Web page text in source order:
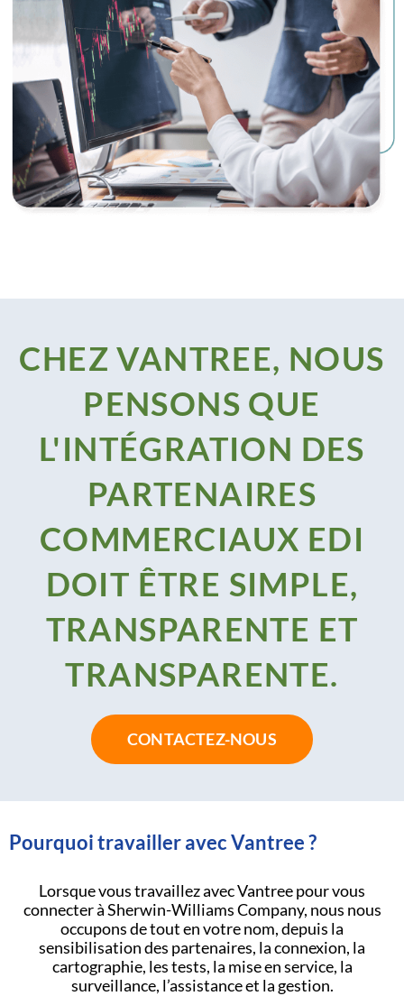
CHEZ VANTREE, NOUS
PENSONS QUE
L'INTÉGRATION DES
PARTENAIRES
COMMERCIAUX EDI
DOIT ÊTRE SIMPLE,
TRANSPARENTE ET
TRANSPARENTE.
CONTACTEZ-NOUS
Pourquoi travailler avec Vantree ?
Lorsque vous travaillez avec Vantree pour vous
connecter à Sherwin-Williams Company, nous nous
occupons de tout en votre nom, depuis la
sensibilisation des partenaires, la connexion, la
cartographie, les tests, la mise en service, la
surveillance, l’assistance et la gestion.